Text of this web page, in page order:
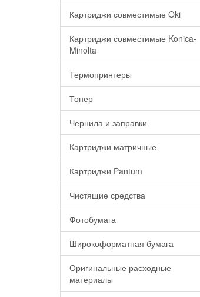
Картриджи совместимые Oki
Картриджи совместимые Konica-
Minolta
Термопринтеры
Тонер
Чернила и заправки
Картриджи матричные
Картриджи Pantum
Чистящие средства
Фотобумага
Широкоформатная бумага
Оригинальные расходные
материалы